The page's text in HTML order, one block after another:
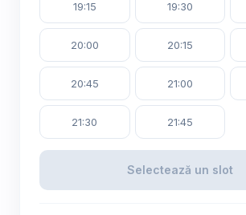
19:15 19:30
20:00 20:15
20:45 21:00
21:30 21:45
Selectează un slot